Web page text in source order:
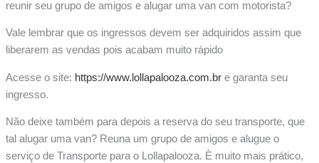
reunir seu grupo de amigos e alugar uma van com motorista?
Vale lembrar que os ingressos devem ser adquiridos assim que
liberarem as vendas pois acabam muito rápido
Acesse o site: https://www.lollapalooza.com.bre garanta seu
ingresso.
Não deixe também para depois a reserva do seu transporte, que
tal alugar uma van? Reuna um grupo de amigos e alugue o
serviço de Transporte para o Lollapalooza. È muito mais prático,